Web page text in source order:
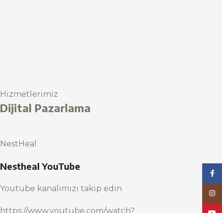
Hizmetlerimiz
Dijital Pazarlama
NestHeal
Nestheal YouTube
Youtube kanalımızı takip edin
https://www.youtube.com/watch?